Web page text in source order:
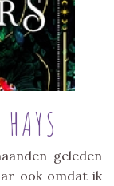
geleden
ook omdat ik